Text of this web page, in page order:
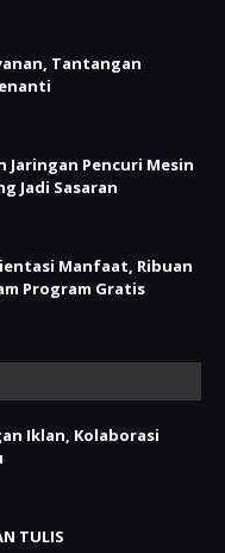
Tantangan
Jaringan Pencuri Mesin
Jadi Sasaran
Manfaat, Ribuan
Program Gratis
Iklan, Kolaborasi
TULIS